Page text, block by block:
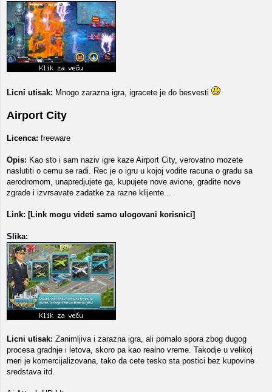
Licni utisak: Mnogo zarazna igra, igracete je do besvesti
Airport City
Licenca: freeware
Opis: Kao sto i sam naziv igre kaze Airport City, verovatno mozete
naslutiti o cemu se radi. Rec je o igru u kojoj vodite racuna o gradu sa
aerodromom, unapredjujete ga, kupujete nove avione, gradite nove
zgrade i izvrsavate zadatke za razne klijente...
Link: [Link mogu videti samo ulogovani korisnici]
Slika:
Licni utisak: Zanimljiva i zarazna igra, ali pomalo spora zbog dugog
procesa gradnje i letova, skoro pa kao realno vreme. Takodje u velikoj
meri je komercijalizovana, tako da cete tesko sta postici bez kupovine
sredstava itd.